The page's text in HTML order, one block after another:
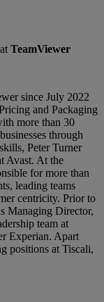
atTeamViewer
since July 2022
and Packaging
more than 30
through
Peter Turner
Avast. At the
for more than
leading teams
centricity. Prior to
Managing Director,
team at
Experian. Apart
positions at Tiscali,